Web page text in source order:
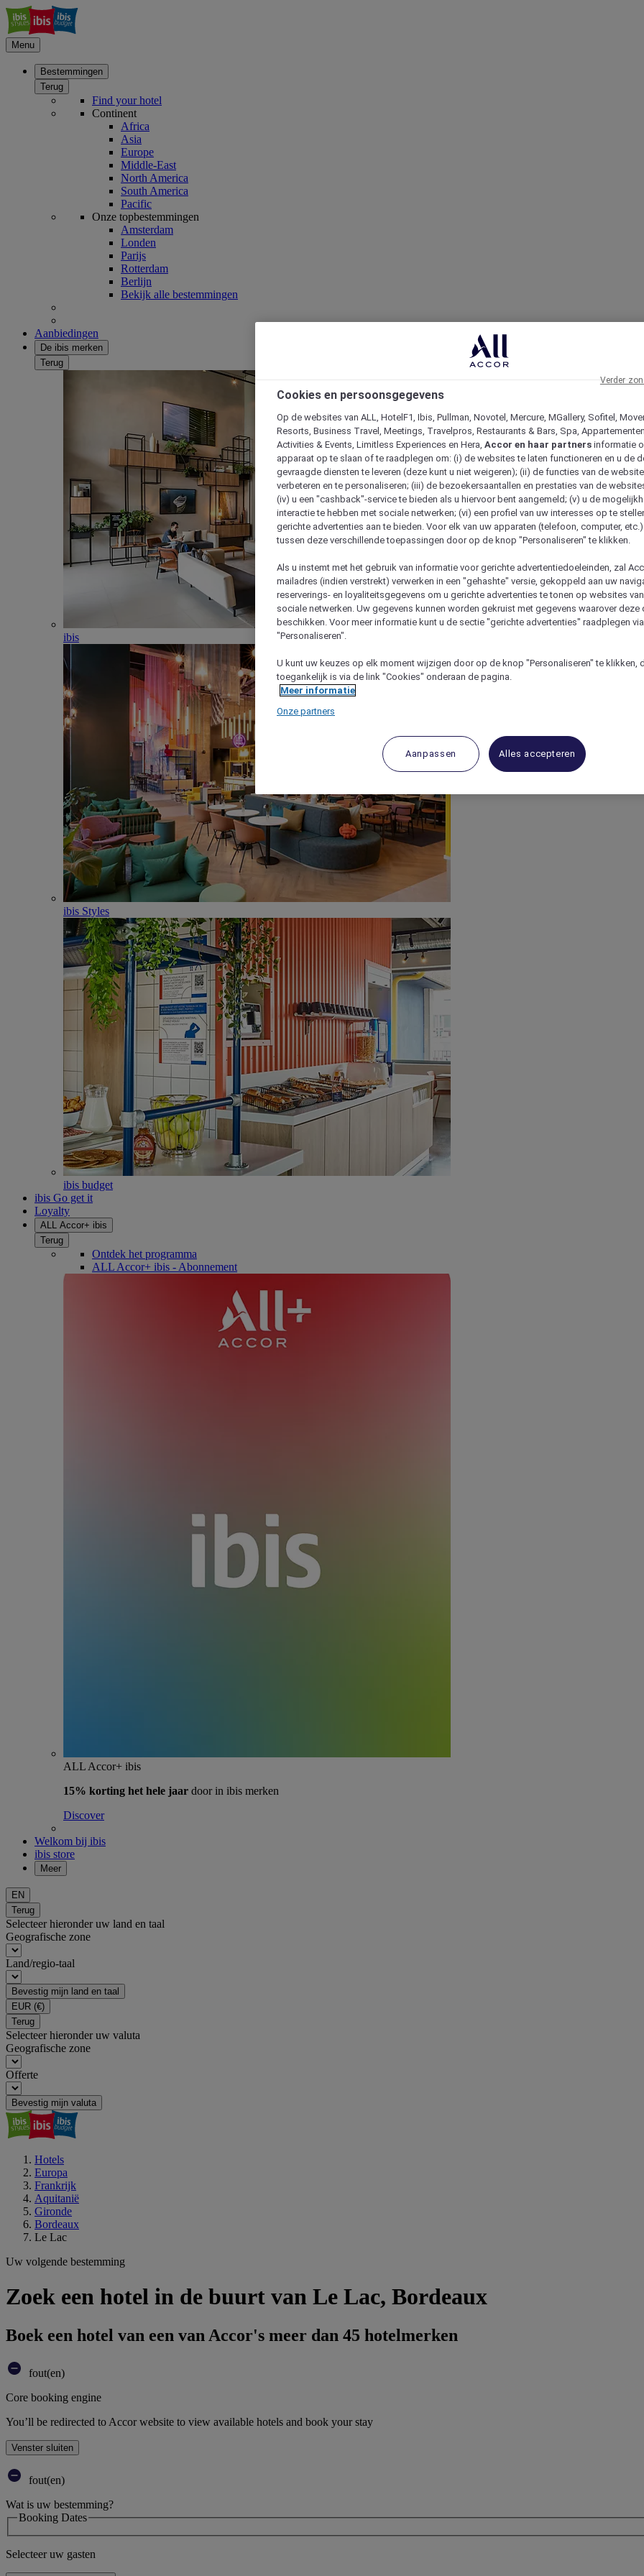
Menu
Bestemmingen
Terug
Find your hotel
Continent
Africa
Asia
Europe
Middle-East
North America
South America
Pacific
Onze topbestemmingen
Amsterdam
Londen
Parijs
Rotterdam
Berlijn
Bekijk alle bestemmingen
Aanbiedingen
De ibis merken
Terug
ibis
ibis Styles
ibis budget
ibis Go get it
Loyalty
ALL Accor+ ibis
Terug
Ontdek het programma
ALL Accor+ ibis - Abonnement
ALL Accor+ ibis
15% korting het hele jaar door in ibis merken
Discover
Welkom bij ibis
ibis store
Meer
EN
Terug
Selecteer hieronder uw land en taal
Geografische zone
Land/regio-taal
Bevestig mijn land en taal
EUR (€)
Terug
Selecteer hieronder uw valuta
Geografische zone
Offerte
Bevestig mijn valuta
Hotels
Europa
Frankrijk
Aquitanië
Gironde
Bordeaux
Le Lac
Uw volgende bestemming
Zoek een hotel in de buurt van Le Lac, Bordeaux
Boek een hotel van een van Accor's meer dan 45 hotelmerken
fout(en)
Core booking engine
You’ll be redirected to Accor website to view available hotels and book your stay
Venster sluiten
fout(en)
Wat is uw bestemming?
Booking Dates
Selecteer uw gasten
Cookies en persoonsgegevens
Op de websites van ALL, HotelF1, Ibis, Pullman, Novotel, Mercure, MGallery, Sofitel,
Resorts, Business Travel, Meetings, Travelpros, Restaurants & Bars, Spa,
Activities & Events, Limitless Experiences en Hera, Accor en haar partners informatie
apparaat op te slaan of te raadplegen om: (i) de websites te laten functioneren en u de
gevraagde diensten te leveren (deze kunt u niet weigeren); (ii) de functies van de
verbeteren en te personaliseren; (iii) de bezoekersaantallen en prestaties van de
(iv) u een "cashback"-service te bieden als u hiervoor bent aangemeld; (v) u de
interactie te hebben met sociale netwerken; (vi) een profiel van uw interesses op te
gerichte advertenties aan te bieden. Voor elk van uw apparaten (telefoon, computer,
tussen deze verschillende toepassingen door op de knop "Personaliseren" te klikken.
Als u instemt met het gebruik van informatie voor gerichte advertentiedoeleinden, zal
mailadres (indien verstrekt) verwerken in een "gehashte" versie, gekoppeld aan uw
reserverings- en loyaliteitsgegevens om u gerichte advertenties te tonen op websites
sociale netwerken. Uw gegevens kunnen worden gekruist met gegevens waarover deze
beschikken. Voor meer informatie kunt u de sectie "gerichte advertenties" raadplegen
"Personaliseren".
U kunt uw keuzes op elk moment wijzigen door op de knop "Personaliseren" te klikken,
toegankelijk is via de link "Cookies" onderaan de pagina.
Meer informatie
Onze partners
Aanpassen Alles accepteren
Verder